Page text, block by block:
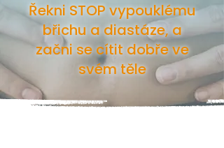
Řekni STOP vypouklému
břichu a diastáze, a
začni se cítit dobře ve
svém těle